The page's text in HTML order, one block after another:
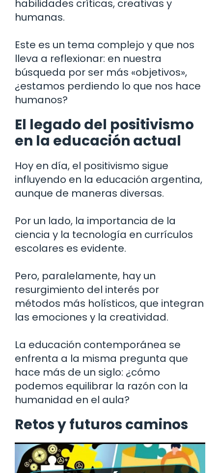
habilidades críticas, creativas y
humanas.
Este es un tema complejo y que nos
lleva a reflexionar: en nuestra
búsqueda por ser más «objetivos»,
¿estamos perdiendo lo que nos hace
humanos?
El legado del positivismo
en la educación actual
Hoy en día, el positivismo sigue
influyendo en la educación argentina,
aunque de maneras diversas.
Por un lado, la importancia de la
ciencia y la tecnología en currículos
escolares es evidente.
Pero, paralelamente, hay un
resurgimiento del interés por
métodos más holísticos, que integran
las emociones y la creatividad.
La educación contemporánea se
enfrenta a la misma pregunta que
hace más de un siglo: ¿cómo
podemos equilibrar la razón con la
humanidad en el aula?
Retos y futuros caminos